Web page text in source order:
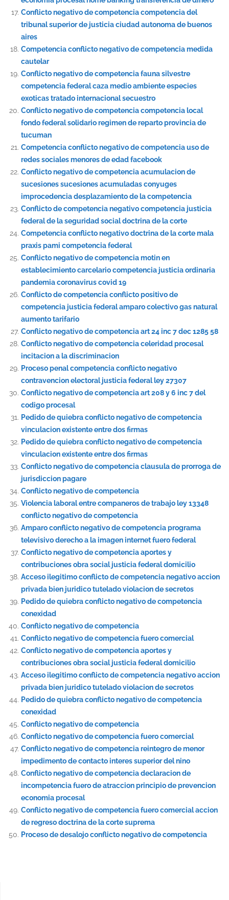
Conflicto negativo de competencia competencia del
tribunal superior de justicia ciudad autonoma de buenos
aires
Competencia conflicto negativo de competencia medida
cautelar
Conflicto negativo de competencia fauna silvestre
competencia federal caza medio ambiente especies
exoticas tratado internacional secuestro
Conflicto negativo de competencia competencia local
fondo federal solidario regimen de reparto provincia de
tucuman
Competencia conflicto negativo de competencia uso de
redes sociales menores de edad facebook
Conflicto negativo de competencia acumulacion de
sucesiones sucesiones acumuladas conyuges
improcedencia desplazamiento de la competencia
Conflicto de competencia negativo competencia justicia
federal de la seguridad social doctrina de la corte
Competencia conflicto negativo doctrina de la corte mala
praxis pami competencia federal
Conflicto negativo de competencia motin en
establecimiento carcelario competencia justicia ordinaria
pandemia coronavirus covid 19
Conflicto de competencia conflicto positivo de
competencia justicia federal amparo colectivo gas natural
aumento tarifario
Conflicto negativo de competencia art 24 inc 7 dec 1285 58
Conflicto negativo de competencia celeridad procesal
incitacion a la discriminacion
Proceso penal competencia conflicto negativo
contravencion electoral justicia federal ley 27307
Conflicto negativo de competencia art 208 y 6 inc 7 del
codigo procesal
Pedido de quiebra conflicto negativo de competencia
vinculacion existente entre dos firmas
Pedido de quiebra conflicto negativo de competencia
vinculacion existente entre dos firmas
Conflicto negativo de competencia clausula de prorroga de
jurisdiccion pagare
Conflicto negativo de competencia
Violencia laboral entre companeros de trabajo ley 13348
conflicto negativo de competencia
Amparo conflicto negativo de competencia programa
televisivo derecho a la imagen internet fuero federal
Conflicto negativo de competencia aportes y
contribuciones obra social justicia federal domicilio
Acceso ilegitimo conflicto de competencia negativo accion
privada bien juridico tutelado violacion de secretos
Pedido de quiebra conflicto negativo de competencia
conexidad
Conflicto negativo de competencia
Conflicto negativo de competencia fuero comercial
Conflicto negativo de competencia aportes y
contribuciones obra social justicia federal domicilio
Acceso ilegitimo conflicto de competencia negativo accion
privada bien juridico tutelado violacion de secretos
Pedido de quiebra conflicto negativo de competencia
conexidad
Conflicto negativo de competencia
Conflicto negativo de competencia fuero comercial
Conflicto negativo de competencia reintegro de menor
impedimento de contacto interes superior del nino
Conflicto negativo de competencia declaracion de
incompetencia fuero de atraccion principio de prevencion
economia procesal
Conflicto negativo de competencia fuero comercial accion
de regreso doctrina de la corte suprema
Proceso de desalojo conflicto negativo de competencia